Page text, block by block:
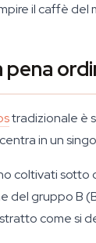
il caffè
pena
tradizionale è
in un
coltivati sotto
del gruppo B
come si